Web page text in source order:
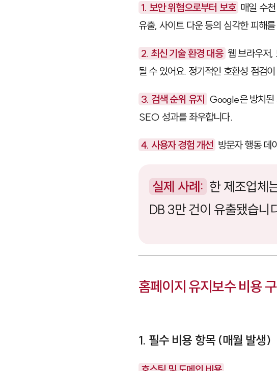
1. 보안 위협으로부터 보호 매일 수
유출, 사이트 다운 등의 심각한 피해
2. 최신 기술 환경 대응 웹 브라우저,
될 수 있어요. 정기적인 호환성 점검
3. 검색 순위 유지 Google은 방치된
SEO 성과를 좌우합니다.
4. 사용자 경험 개선 방문자 행동 데
실제 사례: 한 제조업체
DB 3만 건이 유출됐습니
홈페이지 유지보수 비용
1. 필수 비용 항목 (매월 발생)